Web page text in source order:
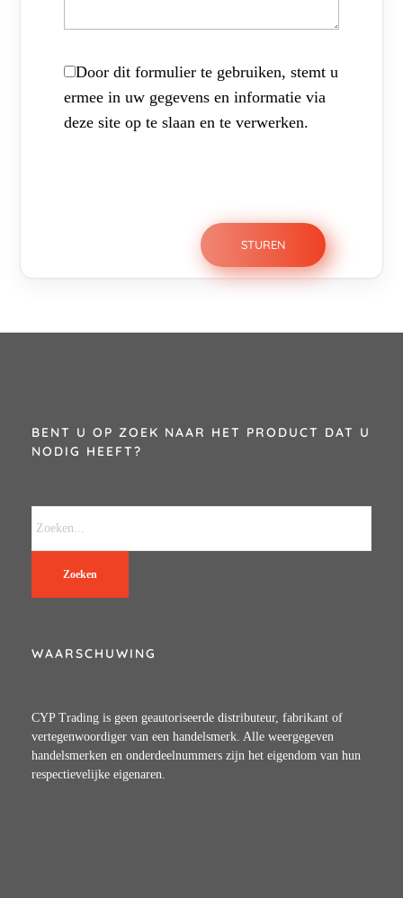
Door dit formulier te gebruiken, stemt u
ermee in uw gegevens en informatie via
deze site op te slaan en te verwerken.
BENT U OP ZOEK NAAR HET PRODUCT DAT U
NODIG HEEFT?
Zoeken
WAARSCHUWING
CYP Trading is geen geautoriseerde distributeur, fabrikant of
vertegenwoordiger van een handelsmerk. Alle weergegeven
handelsmerken en onderdeelnummers zijn het eigendom van hun
respectievelijke eigenaren.